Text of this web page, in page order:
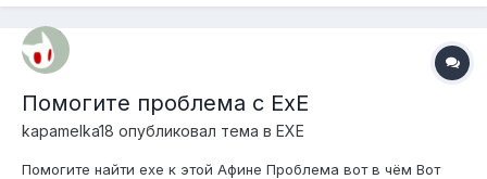
Помогите проблема с ExE
kapamelka18 опубликовал тема в EXE
Помогите найти exe к этой Афине Проблема вот в чём Вот